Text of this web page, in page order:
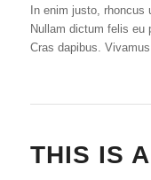
In enim justo,
Nullam dictum felis eu
Cras dapibus.
THIS IS